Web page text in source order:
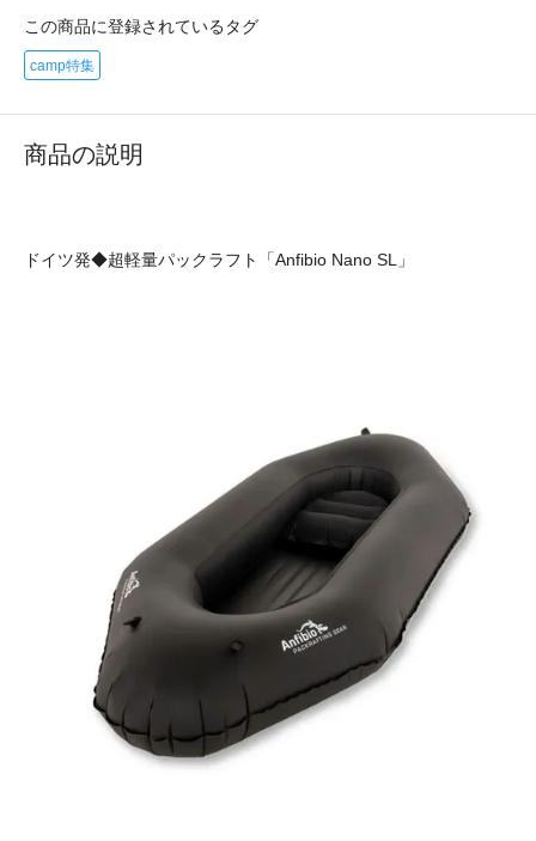
この商品に登録されているタグ
camp特集
商品の説明
ドイツ発◆超軽量パックラフト「Anfibio Nano SL」